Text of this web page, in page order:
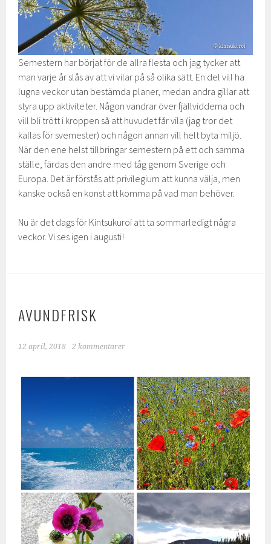
Semestern har börjat för de allra flesta och jag tycker att
man varje år slås av att vi vilar på så olika sätt. En del vill ha
lugna veckor utan bestämda planer, medan andra gillar att
styra upp aktiviteter. Någon vandrar över fjällvidderna och
vill bli trött i kroppen så att huvudet får vila (jag tror det
kallas för svemester) och någon annan vill helt byta miljö.
När den ene helst tillbringar semestern på ett och samma
ställe, färdas den andre med tåg genom Sverige och
Europa. Det är förstås att privilegium att kunna välja, men
kanske också en konst att komma på vad man behöver.
Nu är det dags för Kintsukuroi att ta sommarledigt några
veckor. Vi ses igen i augusti!
AVUNDFRISK
12 april, 2018 2 kommentarer